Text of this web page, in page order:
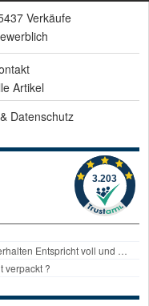
Verkäufe
Artikel
& Datenschutz